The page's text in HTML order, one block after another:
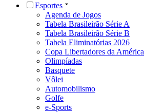
Esportes
Agenda de Jogos
Tabela Brasileirão Série A
Tabela Brasileirão Série B
Tabela Eliminatórias 2026
Copa Libertadores da América
Olimpíadas
Basquete
Vôlei
Automobilismo
Golfe
e-Sports